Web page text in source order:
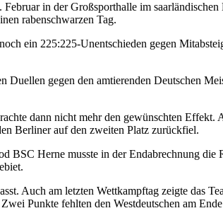
in der Großsporthalle im
rabenschwarzen Tag.
ein 225:225-Unentschieden gegen
Duellen gegen den amtierenden Deutschen
dann nicht mehr den gewünschten
Berliner auf den zweiten Platz zurückfiel.
BSC Herne musste in der Endabrechnung
Auch am letzten Wettkampftag zeigte das
Punkte fehlten den Westdeutschen am